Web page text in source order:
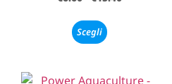
Scegli